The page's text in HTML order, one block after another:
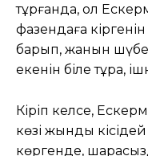
тұрғанда, ол
фазендаға
барып, жанын
екенін біле тұра,
Кіріп келсе,
көзі жынды кісідей
көргенде,